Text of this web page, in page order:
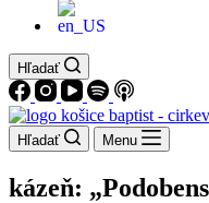
Hľadať
Hľadať Menu
kázeň: